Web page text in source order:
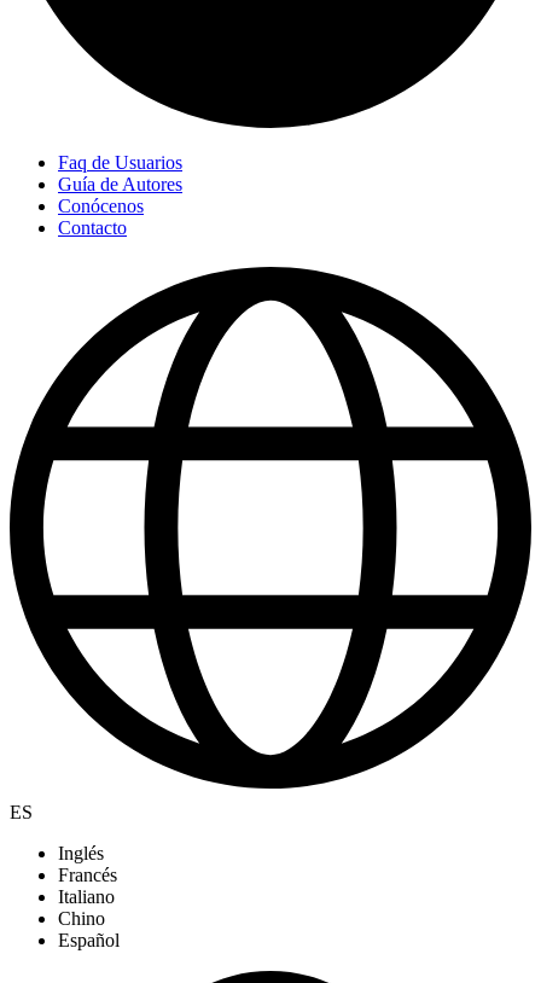
Faq de Usuarios
Guía de Autores
Conócenos
Contacto
ES
Inglés
Francés
Italiano
Chino
Español